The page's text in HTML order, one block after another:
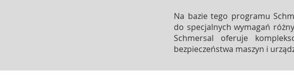
Na bazie tego programu
do specjalnych wymagań
Schmersal oferuje
bezpieczeństwa maszyn i